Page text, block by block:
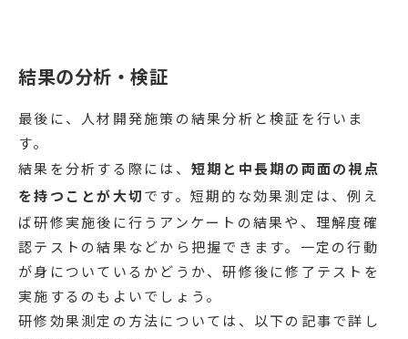
結果の分析・検証
最後に、人材開発施策の結果分析と検証を行いま
す。
結果を分析する際には、 短期と中長期の両面の視点
を持つことが大切です。短期的な効果測定は、例え
ば研修実施後に行うアンケートの結果や、理解度確
認テストの結果などから把握できます。一定の行動
が身についているかどうか、研修後に修了テストを
実施するのもよいでしょう。
研修効果測定の方法については、以下の記事で詳し